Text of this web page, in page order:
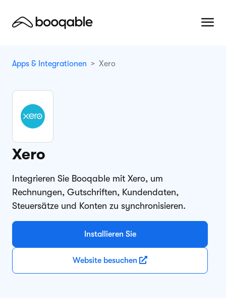
Apps & Integrationen Xero
Xero
Integrieren Sie Booqable mit Xero, um
Rechnungen, Gutschriften, Kundendaten,
Steuersätze und Konten zu synchronisieren.
Installieren Sie
Website besuchen